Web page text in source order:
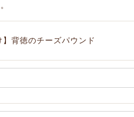
】背徳のチーズパウンド